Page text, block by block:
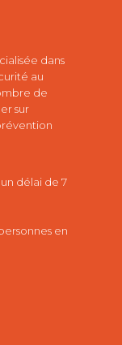
dans
au
de
sur
délai de 7
en